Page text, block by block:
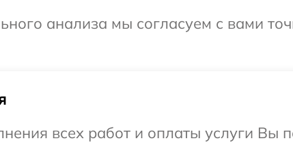
анализа мы согласуем с вами
всех работ и оплаты услуги Вы